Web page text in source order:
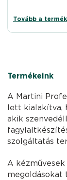
Tovább a
Termékeink
A Martini
lett kialakítva,
akik
szolgáltatás
A
megoldásokat